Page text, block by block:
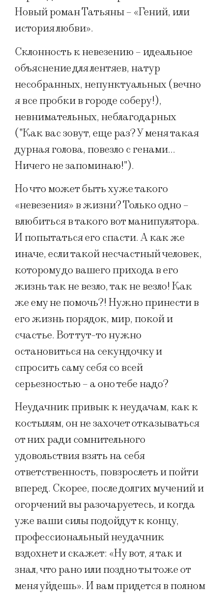
Новый роман Татьяны – «Гений, или
история любви».
Склонность к невезению – идеальное
объяснение для лентяев, натур
несобранных, непунктуальных (вечно
я все пробки в городе соберу!),
невнимательных, неблагодарных
("Как вас зовут, еще раз? У меня такая
дурная голова, повезло с генами…
Ничего не запоминаю!").
Но что может быть хуже такого
«невезения» в жизни? Только одно –
влюбиться в такого вот манипулятора.
И попытаться его спасти. А как же
иначе, если такой несчастный человек,
которому до вашего прихода в его
жизнь так не везло, так не везло! Как
же ему не помочь?! Нужно принести в
его жизнь порядок, мир, покой и
счастье. Вот тут-то нужно
остановиться на секундочку и
спросить саму себя со всей
серьезностью – а оно тебе надо?
Неудачник привык к неудачам, как к
костылям, он не захочет отказываться
от них ради сомнительного
удовольствия взять на себя
ответственность, повзрослеть и пойти
вперед. Скорее, после долгих мучений и
огорчений вы разочаруетесь, и когда
уже ваши силы подойдут к концу,
профессиональный неудачник
вздохнет и скажет: «Ну вот, я так и
знал, что рано или поздно ты тоже от
меня уйдешь». И вам придется в полном